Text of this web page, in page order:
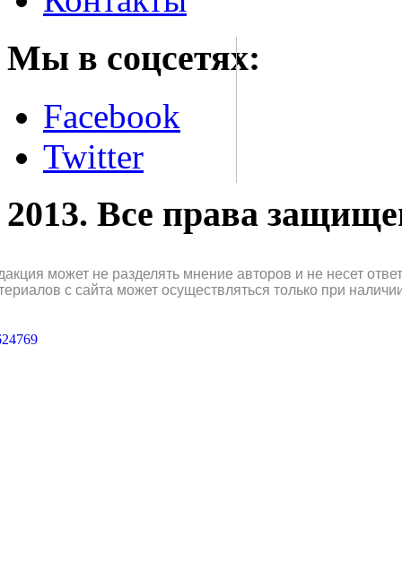
Мы в соцсетях:
Facebook
Twitter
2013. Все права
может не разделять мнение авторов и не несет
с сайта может осуществляться только при